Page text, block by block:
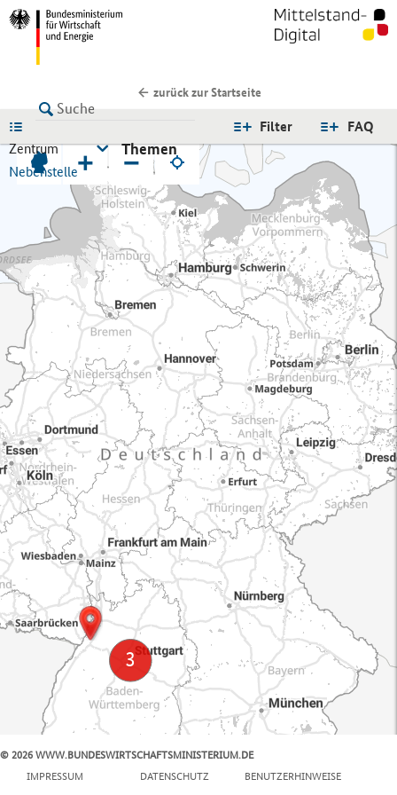
zurück zur Startseite
FAQ
Filter
Zentrum
Nebenstelle
Themen
+ −
© 2026 WWW.BUNDESWIRTSCHAFTSMINISTERIUM.DE
IMPRESSUM
DATENSCHUTZ BENUTZERHINWEISE